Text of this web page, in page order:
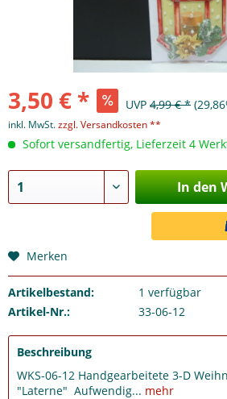
3,50 € * UVP 4,99 € *
inkl. MwSt.zzgl. Versandkosten **
Sofort versandfertig, Lieferzeit 4
In den
Merken
Artikelbestand: 1 verfügbar
Artikel-Nr.:
33-06-12
Beschreibung
WKS-06-12 Handgearbeitete 3-D
"Laterne" Aufwendig... mehr